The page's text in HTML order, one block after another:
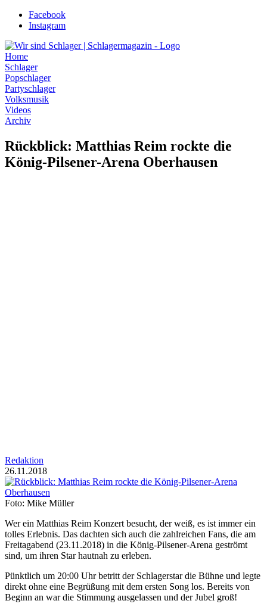
Zum
Inhalt
Facebook
Instagram
Home
Schlager
Popschlager
Partyschlager
Volksmusik
Videos
Archiv
Rückblick: Matthias Reim rockte die
König-Pilsener-Arena Oberhausen
Redaktion
26.11.2018
Foto: Mike Müller
Wer ein Matthias Reim Konzert besucht, der weiß, es ist immer ein
tolles Erlebnis. Das dachten sich auch die zahlreichen Fans, die am
Freitagabend (23.11.2018) in die König-Pilsener-Arena geströmt
sind, um ihren Star hautnah zu erleben.
Pünktlich um 20:00 Uhr betritt der Schlagerstar die Bühne und legte
direkt ohne eine Begrüßung mit dem ersten Song los. Bereits von
Beginn an war die Stimmung ausgelassen und der Jubel groß!